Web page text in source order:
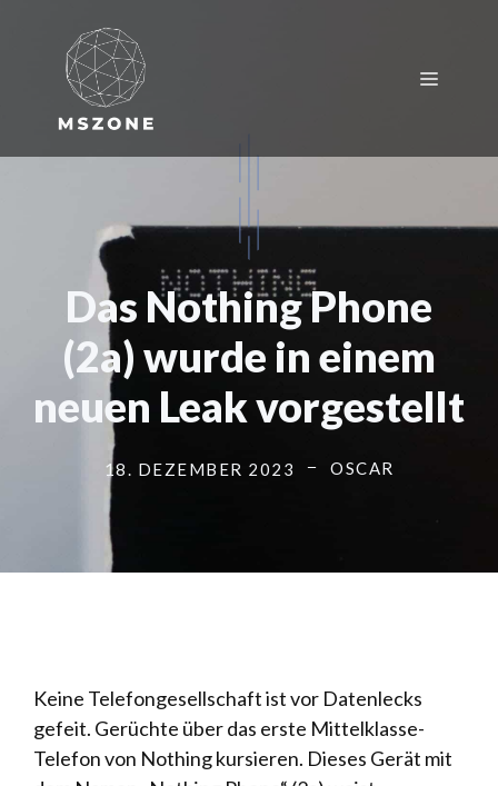
springen
Menü
Das Nothing Phone
(2a) wurde in einem
neuen Leak vorgestellt
18. DEZEMBER 2023 OSCAR
Keine Telefongesellschaft ist vor Datenlecks
gefeit. Gerüchte über das erste Mittelklasse-
Telefon von Nothing kursieren. Dieses Gerät mit